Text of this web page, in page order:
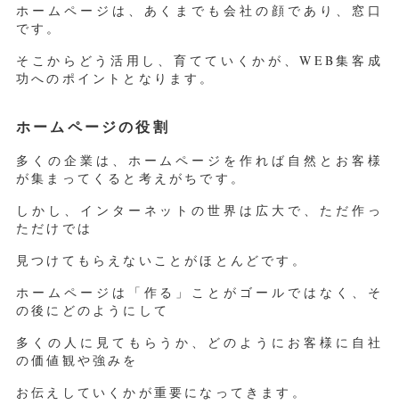
ホームページは、あくまでも会社の顔であり、窓口
です。
そこからどう活用し、育てていくかが、WEB集客成
功へのポイントとなります。
ホームページの役割
多くの企業は、ホームページを作れば自然とお客様
が集まってくると考えがちです。
しかし、インターネットの世界は広大で、ただ作っ
ただけでは
見つけてもらえないことがほとんどです。
ホームページは「作る」ことがゴールではなく、そ
の後にどのようにして
多くの人に見てもらうか、どのようにお客様に自社
の価値観や強みを
お伝えしていくかが重要になってきます。